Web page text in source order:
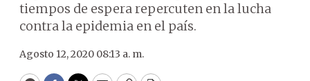
tiempos de espera repercuten en la lucha
contra la epidemia en el país.
Agosto 12, 2020 08:13 a. m.